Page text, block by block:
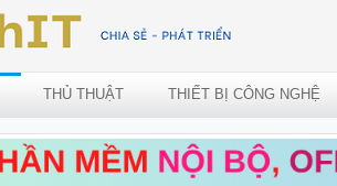
THỦ THUẬT THIẾT BỊ CÔNG NGHỆ